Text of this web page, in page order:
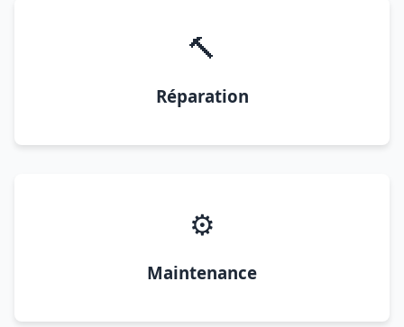
🔨
Réparation
⚙️
Maintenance